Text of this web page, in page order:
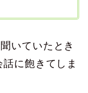
いていたとき
に飽きてしま